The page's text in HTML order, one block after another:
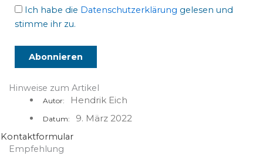
Ich habe die Datenschutzerklärung gelesen und
stimme ihr zu.
Hinweise zum Artikel
Autor: Hendrik Eich
Datum: 9. März 2022
Kontaktformular
Empfehlung